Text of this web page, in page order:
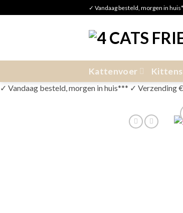
to
✓ Vandaag besteld, morgen in
Kattenvoer Kittens
✓ Vandaag besteld, morgen in huis*** ✓